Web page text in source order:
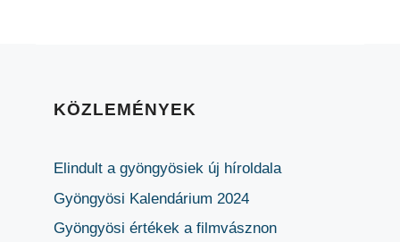
KÖZLEMÉNYEK
Elindult a gyöngyösiek új híroldala
Gyöngyösi Kalendárium 2024
Gyöngyösi értékek a filmvásznon